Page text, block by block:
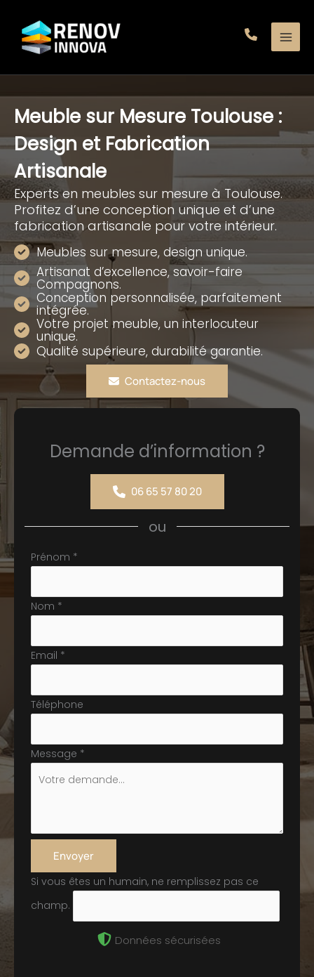
contenu
Meuble sur Mesure Toulouse :
Design et Fabrication
Artisanale
Experts en meubles sur mesure à Toulouse.
Profitez d’une conception unique et d’une
fabrication artisanale pour votre intérieur.
Meubles sur mesure, design unique.
Artisanat d’excellence, savoir-faire
Compagnons.
Conception personnalisée, parfaitement
intégrée.
Votre projet meuble, un interlocuteur
unique.
Qualité supérieure, durabilité garantie.
Contactez-nous
Demande d’information ?
06 65 57 80 20
ou
Formulaire
téléphone
Prénom *
Nom *
Email *
Téléphone
Message *
Envoyer
Si vous êtes un humain, ne remplissez pas ce
champ.
Données sécurisées